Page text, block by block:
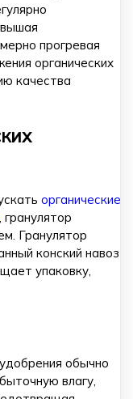
прогревая
органических
качества
органические
, гранулятор
Гранулятор
конский навоз
упаковку,
обычно
влагу,